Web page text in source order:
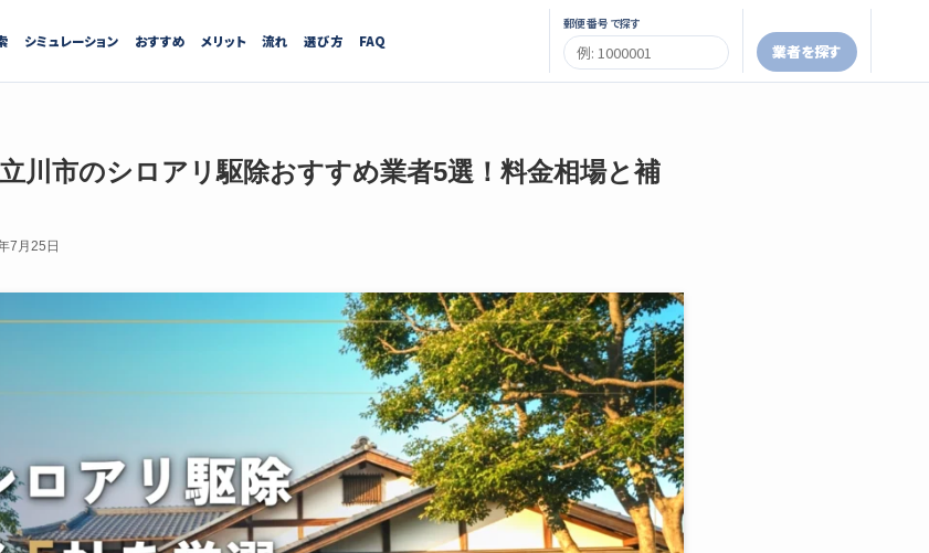
シミュレーション おすすめ メリット 流れ 選び方 FAQ
郵便番号で探す
業者を探す
立川市のシロアリ駆除おすすめ業者5選！料金相場と補
7月25日